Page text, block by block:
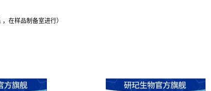
，在样品制备室进行）